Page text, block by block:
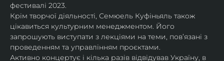
фестивалі 2023.
Крім творчої діяльності, Семюель Куфіньяль також
цікавиться культурним менеджментом. Його
запрошують виступати з лекціями на теми, пов’язані з
проведенням та управлінням проєктами.
Активно концертує і кілька разів відвідував Україну, в